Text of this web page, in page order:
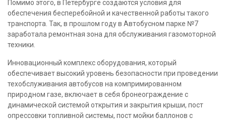
Помимо этого, в Петербурге создаются условия для
обеспечения бесперебойной и качественной работы такого
транспорта. Так, в прошлом году в Автобусном парке №7
заработала ремонтная зона для обслуживания газомоторной
техники.
Инновационный комплекс оборудования, который
обеспечивает высокий уровень безопасности при проведении
техобслуживания автобусов на компримированном
природном газе, включает в себя бронеограждение с
динамической системой открытия и закрытия крыши, пост
опрессовки топливной системы, пост мойки баллонов с